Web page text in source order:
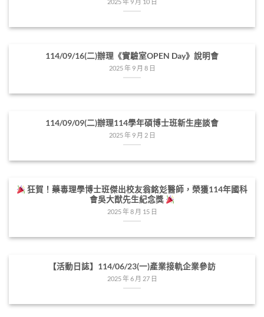
114/09/16(二)辦理《實驗室OPEN Day》說明會
2025 年 9 月 8 日
114/09/09(二)辦理114學年碩博士班新生座談會
2025 年 9 月 2 日
狂賀！藥毒理學博士班傑出校友翁銘彣醫師，榮獲114年國科
會吳大猷先生紀念獎
2025 年 8 月 15 日
【活動日誌】114/06/23(一)產業接軌企業參訪
2025 年 6 月 27 日